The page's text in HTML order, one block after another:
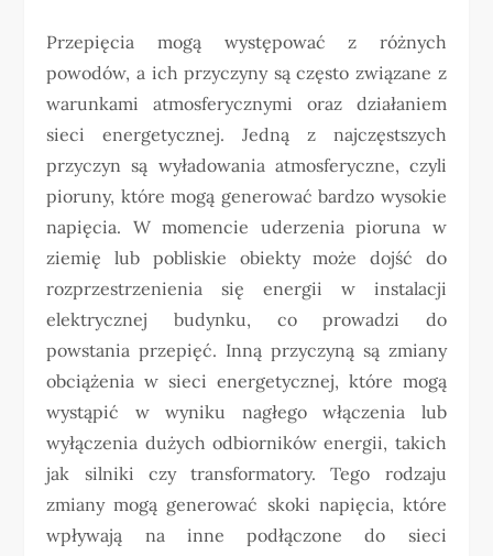
Przepięcia mogą występować z różnych
powodów, a ich przyczyny są często związane z
warunkami atmosferycznymi oraz działaniem
sieci energetycznej. Jedną z najczęstszych
przyczyn są wyładowania atmosferyczne, czyli
pioruny, które mogą generować bardzo wysokie
napięcia. W momencie uderzenia pioruna w
ziemię lub pobliskie obiekty może dojść do
rozprzestrzenienia się energii w instalacji
elektrycznej budynku, co prowadzi do
powstania przepięć. Inną przyczyną są zmiany
obciążenia w sieci energetycznej, które mogą
wystąpić w wyniku nagłego włączenia lub
wyłączenia dużych odbiorników energii, takich
jak silniki czy transformatory. Tego rodzaju
zmiany mogą generować skoki napięcia, które
wpływają na inne podłączone do sieci